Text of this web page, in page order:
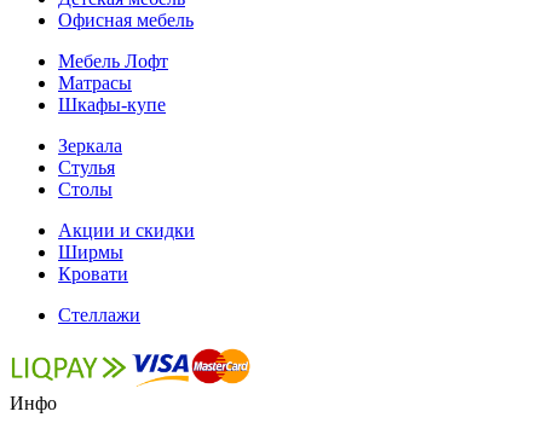
Офисная мебель
Мебель Лофт
Матрасы
Шкафы-купе
Зеркала
Стулья
Столы
Акции и скидки
Ширмы
Кровати
Стеллажи
Инфо